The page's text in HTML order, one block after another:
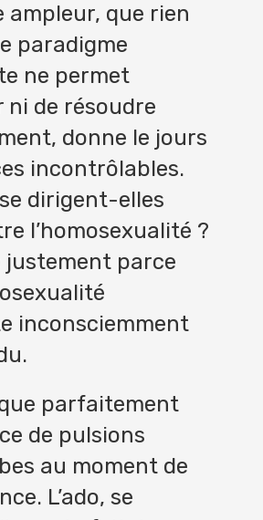
ampleur, que rien
paradigme
ne permet
ni de résoudre
donne le jours
incontrôlables.
dirigent-elles
l’homosexualité ?
parce
inconsciemment
parfaitement
de pulsions
au moment de
L’ado, se